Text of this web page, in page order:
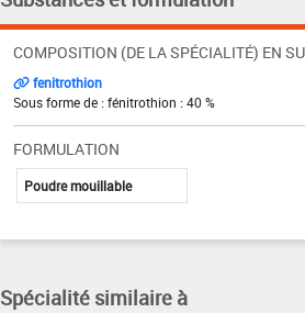
COMPOSITION (DE LA SPÉCIALITÉ) EN
fenitrothion
Sous forme de : fénitrothion : 40 %
FORMULATION
Poudre mouillable
Spécialité similaire à